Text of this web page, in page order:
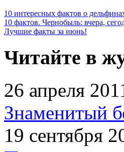
10 интересных фактов о
10 фактов. Чернобыль: вчера,
Лучшие факты за июнь!
Читайте в
26 апреля
Знаменитый
19 сентября